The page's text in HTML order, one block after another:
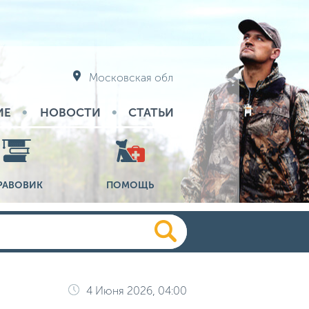
Московская обл
НОВОСТИ СТАТЬИ
ПОМОЩЬ
4 Июня 2026, 04:00